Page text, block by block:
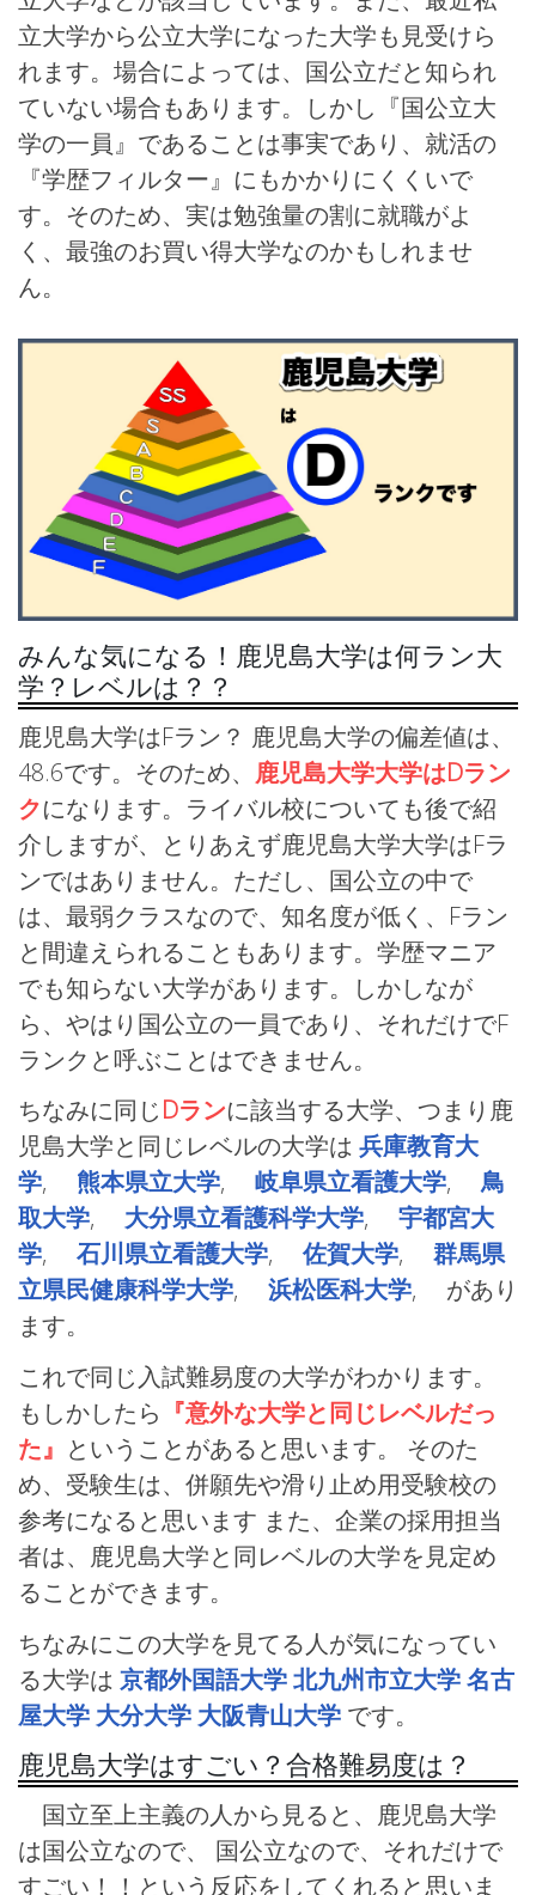
立大学から公立大学になった大学も見受けら
れます。場合によっては、国公立だと知られ
ていない場合もあります。しかし『国公立大
学の一員』であることは事実であり、就活の
『学歴フィルター』にもかかりにくくいで
す。そのため、実は勉強量の割に就職がよ
く、最強のお買い得大学なのかもしれませ
ん。
みんな気になる！鹿児島大学は何ラン大
学？レベルは？？
鹿児島大学はFラン？ 鹿児島大学の偏差値は、
48.6です。そのため、 鹿児島大学大学はDラン
クになります。ライバル校についても後で紹
介しますが、とりあえず鹿児島大学大学はFラ
ンではありません。ただし、国公立の中で
は、最弱クラスなので、知名度が低く、Fラン
と間違えられることもあります。学歴マニア
でも知らない大学があります。しかしなが
ら、やはり国公立の一員であり、それだけでF
ランクと呼ぶことはできません。
ちなみに同じDランに該当する大学、つまり鹿
児島大学と同じレベルの大学は 兵庫教育大
学, 熊本県立大学, 岐阜県立看護大学, 鳥
取大学, 大分県立看護科学大学, 宇都宮大
学, 石川県立看護大学, 佐賀大学, 群馬県
立県民健康科学大学, 浜松医科大学, があり
ます。
これで同じ入試難易度の大学がわかります。
もしかしたら 『意外な大学と同じレベルだっ
た』 ということがあると思います。 そのた
め、受験生は、併願先や滑り止め用受験校の
参考になると思います また、企業の採用担当
者は、鹿児島大学と同レベルの大学を見定め
ることができます。
ちなみにこの大学を見てる人が気になってい
る大学は 京都外国語大学北九州市立大学名古
屋大学 大分大学 大阪青山大学 です。
鹿児島大学はすごい？合格難易度は？
国立至上主義の人から見ると、鹿児島大学
は国公立なので、 国公立なので、それだけで
すごい！！という反応をしてくれると思いま